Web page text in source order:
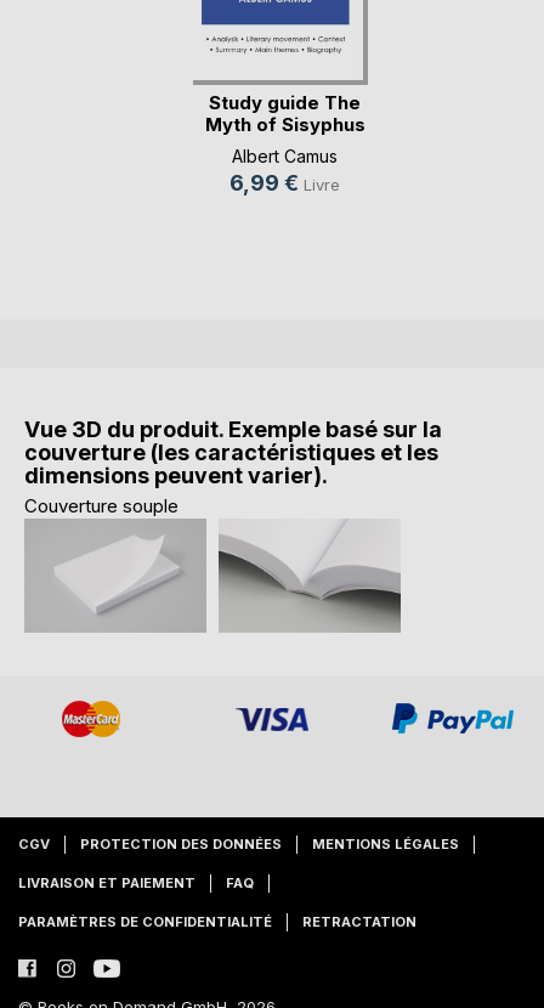
Study guide The
Myth of Sisyphus
b(...)
Albert Camus
6,99 € Livre
Vue 3D du produit. Exemple basé sur la
couverture (les caractéristiques et les
dimensions peuvent varier).
Couverture souple
CGV PROTECTION DES DONNÉES MENTIONS LÉGALES
LIVRAISON ET PAIEMENT FAQ
PARAMÈTRES DE CONFIDENTIALITÉ RETRACTATION